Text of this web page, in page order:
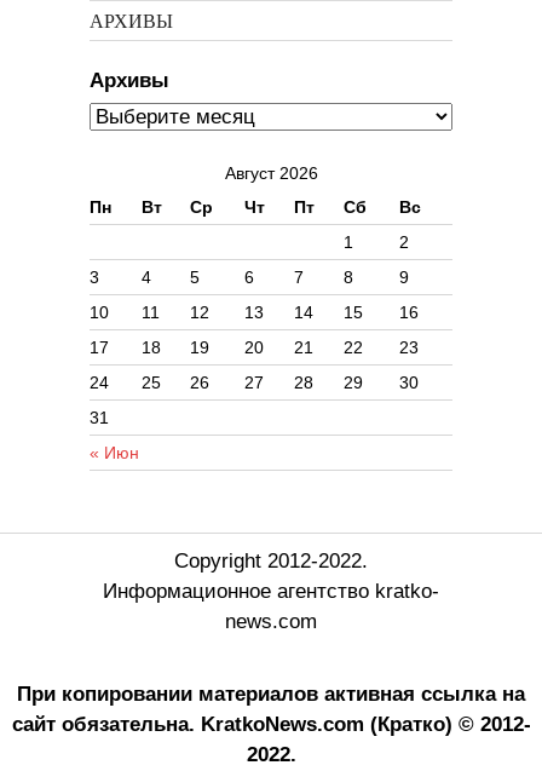
АРХИВЫ
Архивы
Август 2026
Пн
Вт Ср Чт Пт Сб Вс
« Июн
1
2
3
4 5 6 7 8
9
10
11 12 13 14 15
16
17
18 19 20 21 22
23
24
25 26 27 28 29
30
31
Copyright 2012-2022.
Информационное агентство kratko-
news.com
При копировании материалов активная ссылка на
сайт обязательна. KratkoNews.com (Кратко) © 2012-
2022.